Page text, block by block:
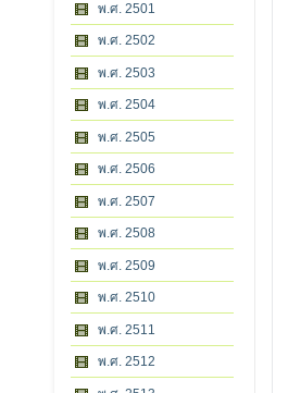
พ.ศ. 2501
พ.ศ. 2502
พ.ศ. 2503
พ.ศ. 2504
พ.ศ. 2505
พ.ศ. 2506
พ.ศ. 2507
พ.ศ. 2508
พ.ศ. 2509
พ.ศ. 2510
พ.ศ. 2511
พ.ศ. 2512